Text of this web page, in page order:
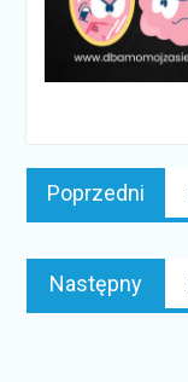
Nawigacja
wpisu
Poprzedni
Następny